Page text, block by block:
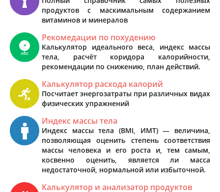
продуктов с маскимальным содержанием
витаминов и минералов
Рекомедации по похудению
Калькулятор идеального веса, индекс массы
тела, расчёт коридора калорийности,
рекомендации по снижению, план действий.
Калькулятор расхода калорий
Посчитает энергозатраты при различных видах
физических упражнений
Индекс массы тела
Индекс массы тела (BMI, ИМТ) — величина,
позволяющая оценить степень соответствия
массы человека и его роста и, тем самым,
косвенно оценить, является ли масса
недостаточной, нормальной или избыточной.
Калькулятор и анализатор продуктов